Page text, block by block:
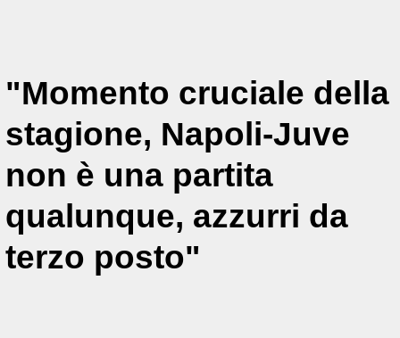
"Momento cruciale della
stagione, Napoli-Juve
non è una partita
qualunque, azzurri da
terzo posto"